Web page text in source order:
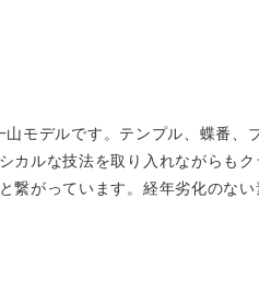
モデルです。テンプル、蝶番、
カルな技法を取り入れながらもク
繋がっています。経年劣化のない